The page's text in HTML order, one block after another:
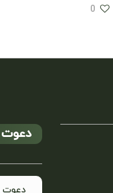
0
دعوت
دعوت